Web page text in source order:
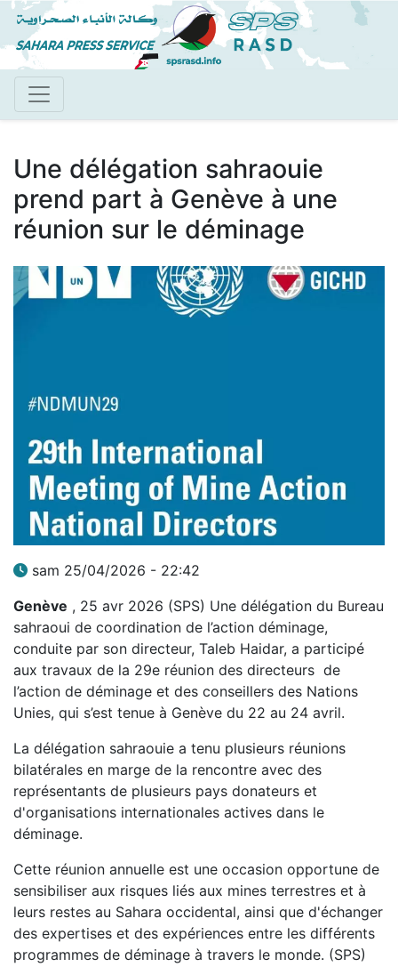
Aller
au
contenu
Une délégation sahraouie
prend part à Genève à une
réunion sur le déminage
sam 25/04/2026 - 22:42
Genève , 25 avr 2026 (SPS) Une délégation du Bureau
sahraoui de coordination de l’action déminage,
conduite par son directeur, Taleb Haidar, a participé
aux travaux de la 29e réunion des directeurs de
l’action de déminage et des conseillers des Nations
Unies, qui s’est tenue à Genève du 22 au 24 avril.
La délégation sahraouie a tenu plusieurs réunions
bilatérales en marge de la rencontre avec des
représentants de plusieurs pays donateurs et
d'organisations internationales actives dans le
déminage.
Cette réunion annuelle est une occasion opportune de
sensibiliser aux risques liés aux mines terrestres et à
leurs restes au Sahara occidental, ainsi que d'échanger
des expertises et des expériences entre les différents
programmes de déminage à travers le monde. (SPS)